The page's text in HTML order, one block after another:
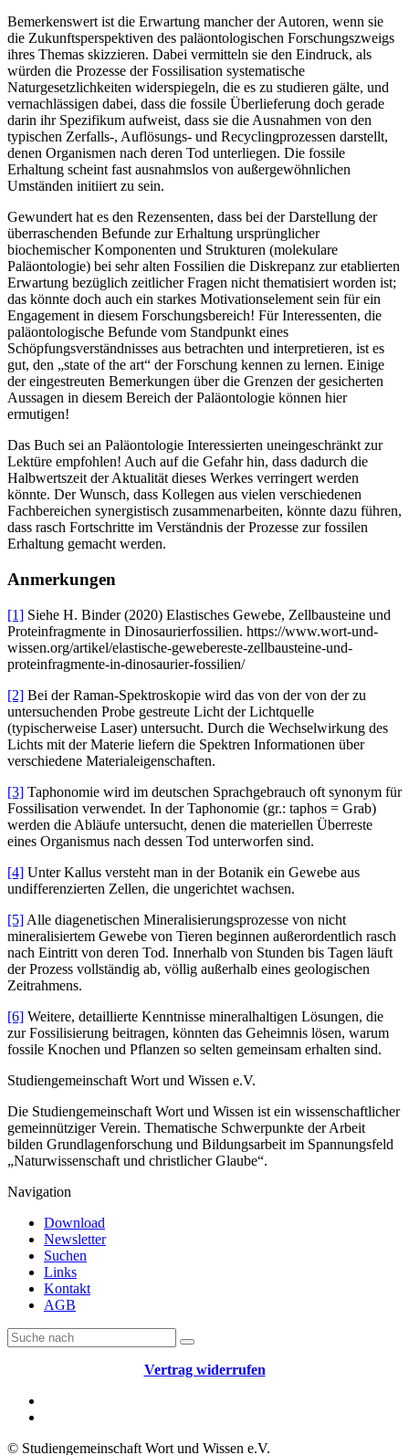
Bemerkenswert ist die Erwartung mancher der Autoren, wenn sie
die Zukunftsperspektiven des paläontologischen Forschungszweigs
ihres Themas skizzieren. Dabei vermitteln sie den Eindruck, als
würden die Prozesse der Fossilisation systematische
Naturgesetzlichkeiten widerspiegeln, die es zu studieren gälte, und
vernachlässigen dabei, dass die fossile Überlieferung doch gerade
darin ihr Spezifikum aufweist, dass sie die Ausnahmen von den
typischen Zerfalls-, Auflösungs- und Recyclingprozessen darstellt,
denen Organismen nach deren Tod unterliegen. Die fossile
Erhaltung scheint fast ausnahmslos von außergewöhnlichen
Umständen initiiert zu sein.
Gewundert hat es den Rezensenten, dass bei der Darstellung der
überraschenden Befunde zur Erhaltung ursprünglicher
biochemischer Komponenten und Strukturen (molekulare
Paläontologie) bei sehr alten Fossilien die Diskrepanz zur etablierten
Erwartung bezüglich zeitlicher Fragen nicht thematisiert worden ist;
das könnte doch auch ein starkes Motivationselement sein für ein
Engagement in diesem Forschungsbereich! Für Interessenten, die
paläontologische Befunde vom Standpunkt eines
Schöpfungsverständnisses aus betrachten und interpretieren, ist es
gut, den „state of the art“ der Forschung kennen zu lernen. Einige
der eingestreuten Bemerkungen über die Grenzen der gesicherten
Aussagen in diesem Bereich der Paläontologie können hier
ermutigen!
Das Buch sei an Paläontologie Interessierten uneingeschränkt zur
Lektüre empfohlen! Auch auf die Gefahr hin, dass dadurch die
Halbwertszeit der Aktualität dieses Werkes verringert werden
könnte. Der Wunsch, dass Kollegen aus vielen verschiedenen
Fachbereichen synergistisch zusammenarbeiten, könnte dazu führen,
dass rasch Fortschritte im Verständnis der Prozesse zur fossilen
Erhaltung gemacht werden.
Anmerkungen
[1] Siehe H. Binder (2020) Elastisches Gewebe, Zellbausteine und
Proteinfragmente in Dinosaurierfossilien. https://www.wort-und-
wissen.org/artikel/elastische-gewebereste-zellbausteine-und-
proteinfragmente-in-dinosaurier-fossilien/
[2] Bei der Raman-Spektroskopie wird das von der von der zu
untersuchenden Probe gestreute Licht der Lichtquelle
(typischerweise Laser) untersucht. Durch die Wechselwirkung des
Lichts mit der Materie liefern die Spektren Informationen über
verschiedene Materialeigenschaften.
[3] Taphonomie wird im deutschen Sprachgebrauch oft synonym für
Fossilisation verwendet. In der Taphonomie (gr.: taphos = Grab)
werden die Abläufe untersucht, denen die materiellen Überreste
eines Organismus nach dessen Tod unterworfen sind.
[4] Unter Kallus versteht man in der Botanik ein Gewebe aus
undifferenzierten Zellen, die ungerichtet wachsen.
[5] Alle diagenetischen Mineralisierungsprozesse von nicht
mineralisiertem Gewebe von Tieren beginnen außerordentlich rasch
nach Eintritt von deren Tod. Innerhalb von Stunden bis Tagen läuft
der Prozess vollständig ab, völlig außerhalb eines geologischen
Zeitrahmens.
[6] Weitere, detaillierte Kenntnisse mineralhaltigen Lösungen, die
zur Fossilisierung beitragen, könnten das Geheimnis lösen, warum
fossile Knochen und Pflanzen so selten gemeinsam erhalten sind.
Studiengemeinschaft Wort und Wissen e.V.
Die Studiengemeinschaft Wort und Wissen ist ein wissenschaftlicher
gemeinnütziger Verein. Thematische Schwerpunkte der Arbeit
bilden Grundlagenforschung und Bildungsarbeit im Spannungsfeld
„Naturwissenschaft und christlicher Glaube“.
Navigation
Download
Newsletter
Suchen
Links
Kontakt
AGB
Vertrag widerrufen
© Studiengemeinschaft Wort und Wissen e.V.